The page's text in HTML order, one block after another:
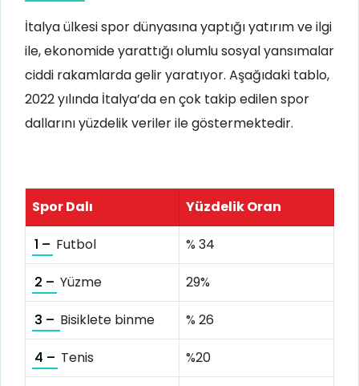
İtalya ülkesi spor dünyasına yaptığı yatırım ve ilgi
ile, ekonomide yarattığı olumlu sosyal yansımalar
ciddi rakamlarda gelir yaratıyor. Aşağıdaki tablo,
2022 yılında İtalya’da en çok takip edilen spor
dallarını yüzdelik veriler ile göstermektedir.
Spor Dalı Yüzdelik Oran
1 – Futbol % 34
2 – Yüzme 29%
3 – Bisiklete binme % 26
4 – Tenis %20